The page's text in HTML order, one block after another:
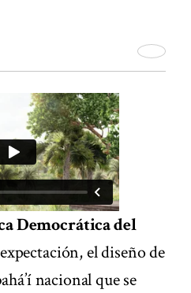
Democrática del
el diseño de
nacional que se